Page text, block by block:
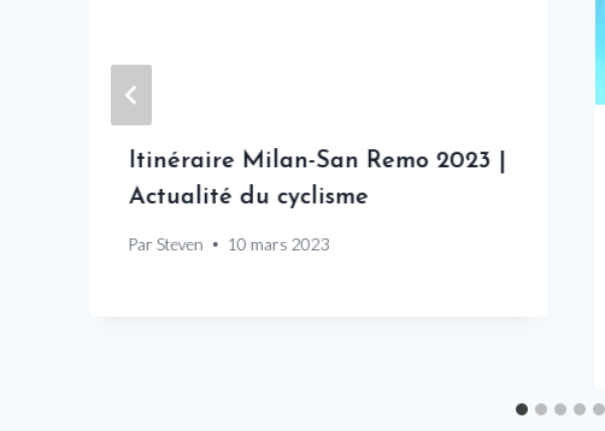
Itinéraire Milan-San Remo 2023 |
Actualité du cyclisme
Par Steven 10 mars 2023